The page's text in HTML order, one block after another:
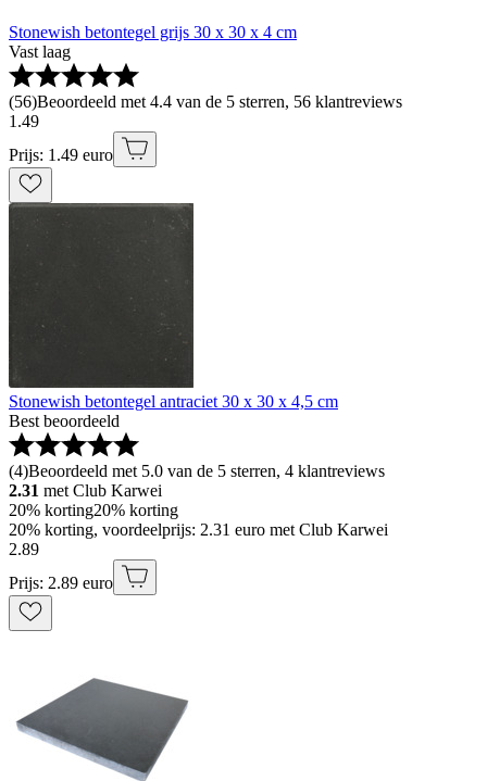
Stonewish betontegel grijs 30 x 30 x 4 cm
Vast laag
(56)Beoordeeld met 4.4 van de 5 sterren, 56 klantreviews
1 .49
Prijs: 1.49 euro
Stonewish betontegel antraciet 30 x 30 x 4,5 cm
Best beoordeeld
(4)Beoordeeld met 5.0 van de 5 sterren, 4 klantreviews
2.31 met Club Karwei
20% korting20% korting
20% korting, voordeelprijs: 2.31 euro met Club Karwei
2.89
Prijs: 2.89 euro